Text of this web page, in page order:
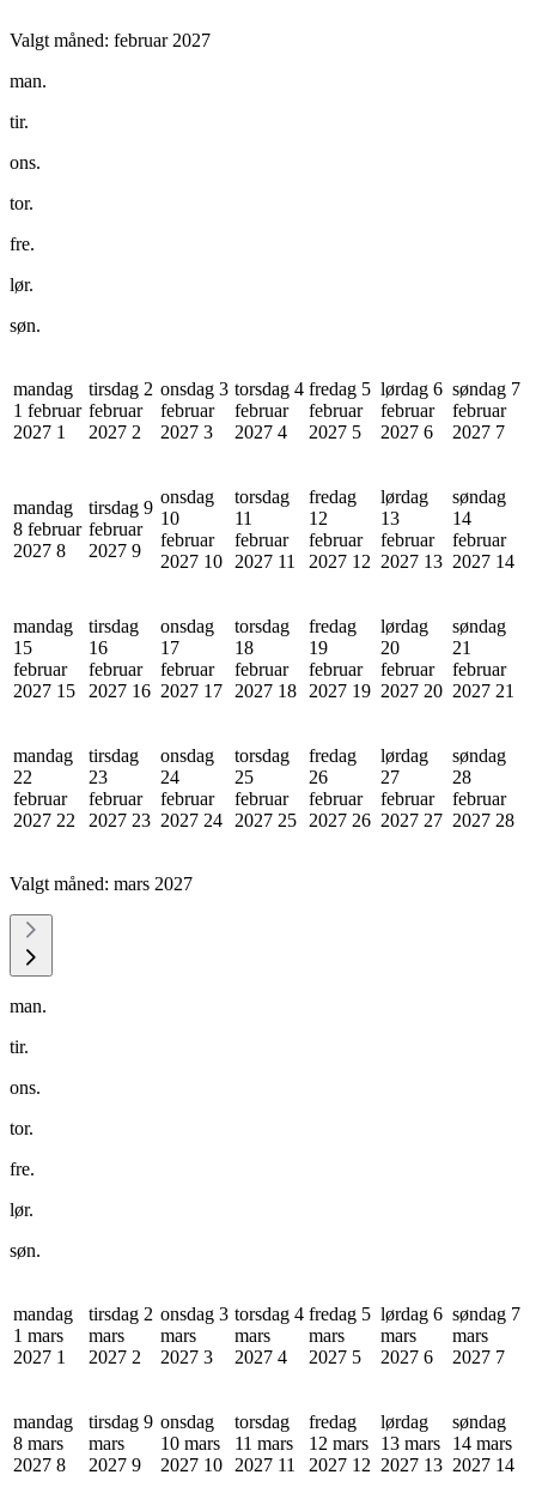
Valgt måned: februar 2027
man.
tir.
ons.
tor.
fre.
lør.
søn.
mandag
1 februar
2027 1
tirsdag 2
februar
2027 2
onsdag 3
februar
2027 3
torsdag 4
februar
2027 4
fredag 5
februar
2027 5
lørdag 6
februar
2027 6
søndag 7
februar
2027 7
mandag
8 februar
2027 8
tirsdag 9
februar
2027 9
onsdag
10
februar
2027 10
torsdag
11
februar
2027 11
fredag
12
februar
2027 12
lørdag
13
februar
2027 13
søndag
14
februar
2027 14
mandag
15
februar
2027 15
tirsdag
16
februar
2027 16
onsdag
17
februar
2027 17
torsdag
18
februar
2027 18
fredag
19
februar
2027 19
lørdag
20
februar
2027 20
søndag
21
februar
2027 21
mandag
22
februar
2027 22
tirsdag
23
februar
2027 23
onsdag
24
februar
2027 24
torsdag
25
februar
2027 25
fredag
26
februar
2027 26
lørdag
27
februar
2027 27
søndag
28
februar
2027 28
Valgt måned: mars 2027
man.
tir.
ons.
tor.
fre.
lør.
søn.
mandag
1 mars
2027 1
tirsdag 2
mars
2027 2
onsdag 3
mars
2027 3
torsdag 4
mars
2027 4
fredag 5
mars
2027 5
lørdag 6
mars
2027 6
søndag 7
mars
2027 7
mandag
8 mars
2027 8
tirsdag 9
mars
2027 9
onsdag
10 mars
2027 10
torsdag
11 mars
2027 11
fredag
12 mars
2027 12
lørdag
13 mars
2027 13
søndag
14 mars
2027 14